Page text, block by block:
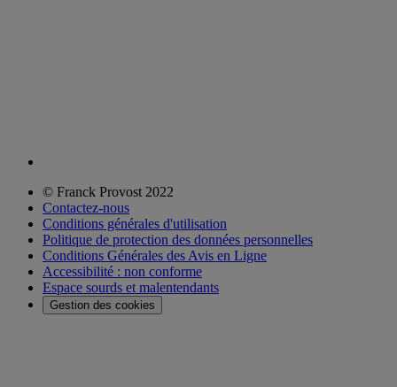
© Franck Provost 2022
Contactez-nous
Conditions générales d'utilisation
Politique de protection des données personnelles
Conditions Générales des Avis en Ligne
Accessibilité : non conforme
Espace sourds et malentendants
Gestion des cookies